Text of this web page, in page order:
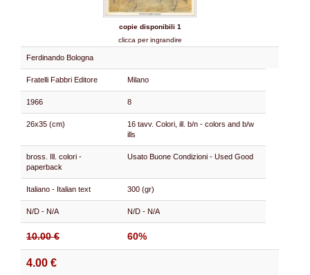
copie disponibili 1
clicca per ingrandire
Ferdinando Bologna
Fratelli Fabbri Editore Milano
1966 8
26x35 (cm)
16 tavv. Colori, ill. b/n - colors and b/w
ills
bross. Ill. colori -
paperback
Usato Buone Condizioni - Used Good
Italiano - Italian text 300 (gr)
N/D - N/A N/D - N/A
10.00 € 60%
4.00 €